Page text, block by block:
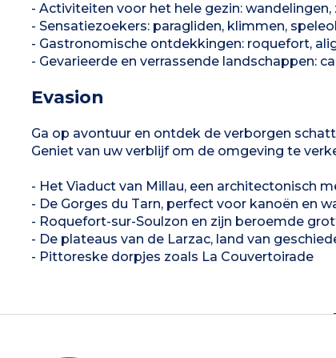
- Activiteiten voor het hele gezin:
- Sensatiezoekers: paragliden, klimmen,
- Gastronomische ontdekkingen: roquefort,
- Gevarieerde en verrassende landschappen:
Evasion
Ga op avontuur en ontdek de verborgen
Geniet van uw verblijf om de omgeving te
- Het Viaduct van Millau, een architectonisch
- De Gorges du Tarn, perfect voor kanoën en
- Roquefort-sur-Soulzon en zijn beroemde
- De plateaus van de Larzac, land van
- Pittoreske dorpjes zoals La Couvertoirade